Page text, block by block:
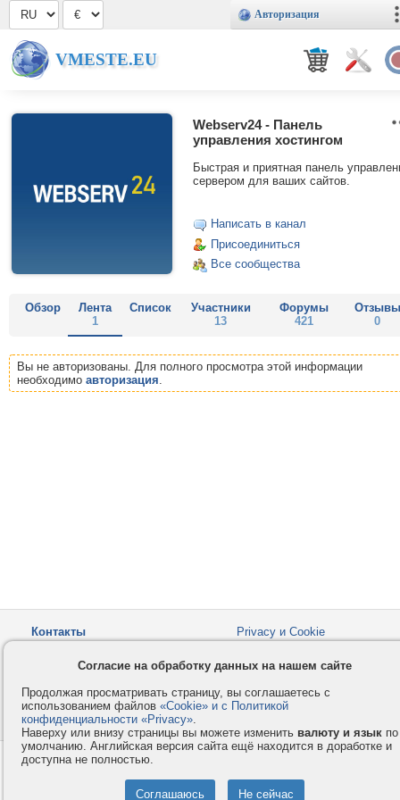
Авторизация
VMESTE.EU
Webserv24 - Панель
управления хостингом
Быстрая и приятная панель
сервером для ваших сайтов.
Написать в канал
Присоединиться
Все сообщества
Обзор
Лента
1
Список
Участники
13
Форумы
421
Отзывы
0
Вы не авторизованы. Для полного просмотра этой информации
необходимо авторизация.
Контакты
Privacy и Cookie
Как оплатить
Форумы
© 2008-2026VMESTE.EU
Согласие на обработку данных на нашем сайте
Продолжая просматривать страницу, вы соглашаетесь с
использованием файлов «Cookie» и с Политикой
конфиденциальности «Privacy».
Наверху или внизу страницы вы можете изменить валюту и язык по
умолчанию. Английская версия сайта ещё находится в доработке и
доступна не полностью.